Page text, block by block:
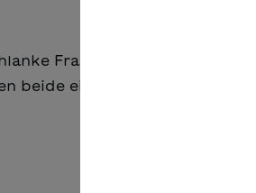
Frau aufgefallen. Nach der
beide eine starke